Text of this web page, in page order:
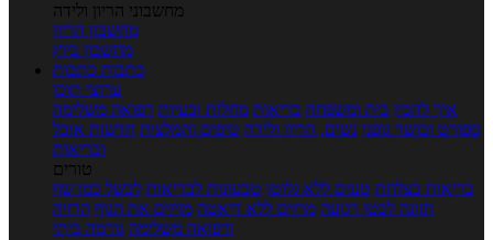
מחשבוני הריון ולידה
מחשבון הריון
מחשבון ביוץ
כתבות כתבות
ערוצי תוכן
איך להכין בית ומשפחה בריאות מחלות ובעיות רפואה משלימה
ספורט וכושר גופני נשים, הריון ולידה טיפים והמלצות חדשות אוכל
ובריאות
טורים
בריאות בצלחת טעים ללא גלוטן טבעונות לבריאות לבשל כמו שף
תזונה לבטן רגועה מרזים ללא דיאטה מזיזים את הגוף הרזיה
ורפואה משלימה גורמה ביתי